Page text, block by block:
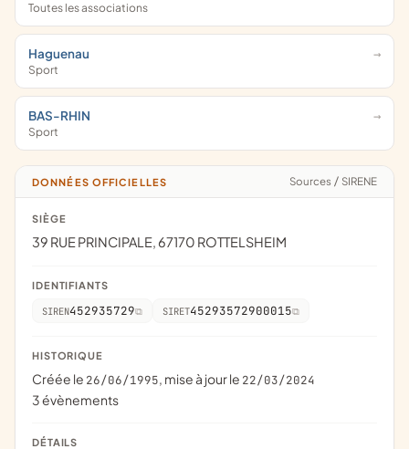
Toutes les associations
Haguenau
Sport
BAS-RHIN
Sport
DONNÉES OFFICIELLES Sources / SIRENE
SIÈGE
39 RUE PRINCIPALE, 67170 ROTTELSHEIM
IDENTIFIANTS
SIREN452935729 SIRET45293572900015
HISTORIQUE
Créée le 26/06/1995, mise à jour le 22/03/2024
3 évènements
DÉTAILS